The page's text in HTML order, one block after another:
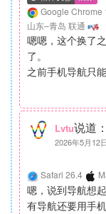
Google Chrome
山东–青岛 联通
嗯嗯，这个换了
了。
之前手机导航只能
Lvtu说道：
2026年5月12
Safari 26.4
嗯，说到导航想
有导航还要用手